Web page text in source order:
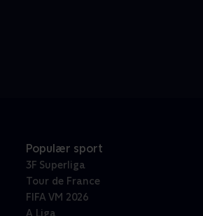
Populær sport
3F Superliga
Tour de France
FIFA VM 2026
A Liga